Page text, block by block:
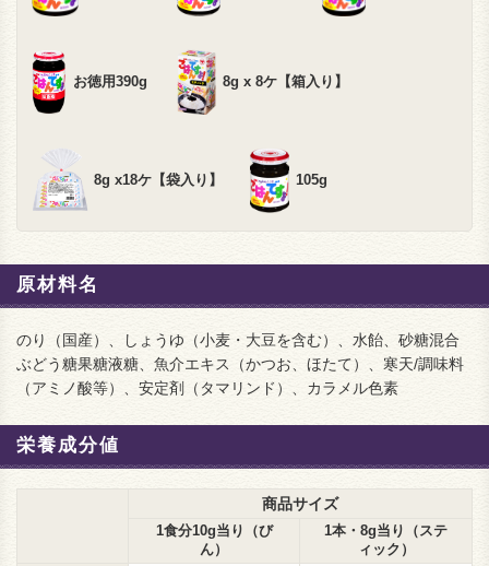
お徳用390g 8g x 8ケ【箱入り】
8g x18ケ【袋入り】 105g
原材料名
のり（国産）、しょうゆ（小麦・大豆を含む）、水飴、砂糖混合
ぶどう糖果糖液糖、魚介エキス（かつお、ほたて）、寒天/調味料
（アミノ酸等）、安定剤（タマリンド）、カラメル色素
栄養成分値
商品サイズ
1食分10g当り（び
ん）
1本・8g当り（ステ
ィック）